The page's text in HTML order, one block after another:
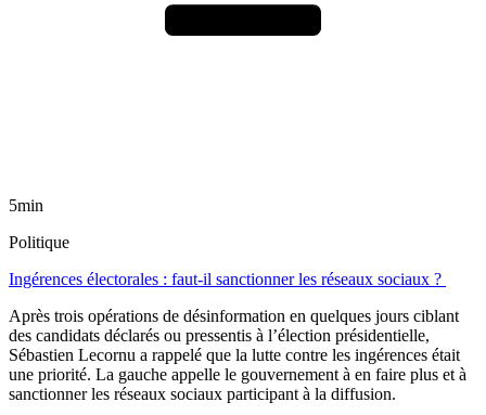
5min
Politique
Ingérences électorales : faut-il sanctionner les réseaux sociaux ?
Après trois opérations de désinformation en quelques jours ciblant
des candidats déclarés ou pressentis à l’élection présidentielle,
Sébastien Lecornu a rappelé que la lutte contre les ingérences était
une priorité. La gauche appelle le gouvernement à en faire plus et à
sanctionner les réseaux sociaux participant à la diffusion.